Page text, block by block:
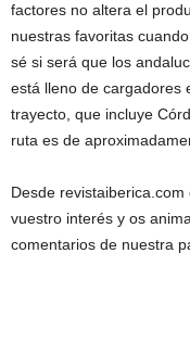
factores no altera el
nuestras favoritas
sé si será que los
está lleno de cargadores
trayecto, que incluye
ruta es de
Desde
vuestro interés y os
comentarios de nuestra